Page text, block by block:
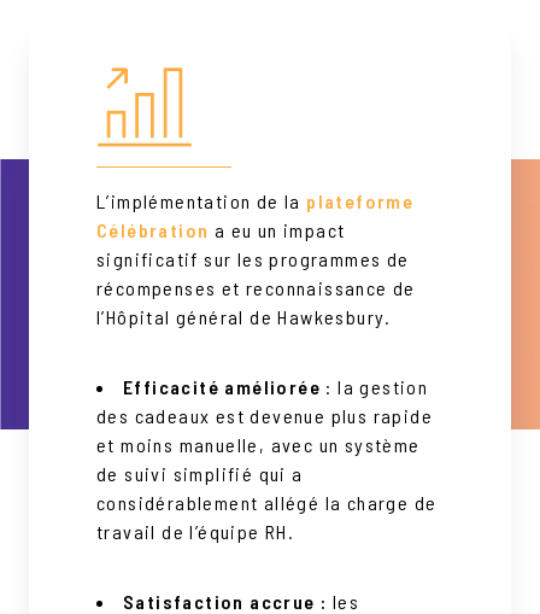
L’implémentation de la plateforme
Célébration a eu un impact
significatif sur les programmes de
récompenses et reconnaissance de
l’Hôpital général de Hawkesbury.
Efficacité améliorée : la gestion
des cadeaux est devenue plus rapide
et moins manuelle, avec un système
de suivi simplifié qui a
considérablement allégé la charge de
travail de l’équipe RH.
Satisfaction accrue : les